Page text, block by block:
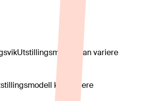
Utstillingsmodell kan variere
kan variere